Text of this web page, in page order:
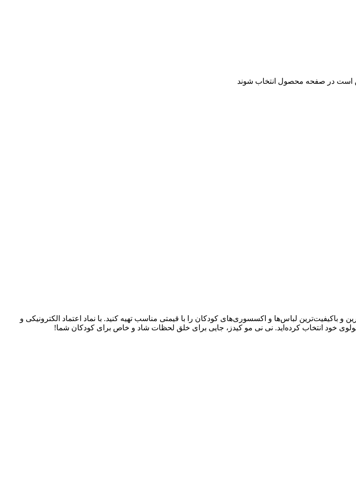
است در صفحه محصول انتخاب شوند
را می‌دهد که بهترین و باکیفیت‌ترین لباس‌ها و اکسسوری‌های کودکان را با قیمتی مناسب تهیه کنید. با نماد اعتماد الکترونیکی و
خود انتخاب کرده‌اید. نی نی مو کیدز، جایی برای خلق لحظات شاد و خاص برای کودکان شما!